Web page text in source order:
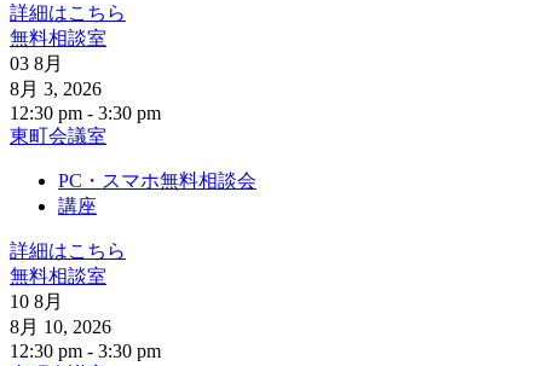
詳細はこちら
無料相談室
03 8月
8月 3, 2026
12:30 pm - 3:30 pm
東町会議室
PC・スマホ無料相談会
講座
詳細はこちら
無料相談室
10 8月
8月 10, 2026
12:30 pm - 3:30 pm